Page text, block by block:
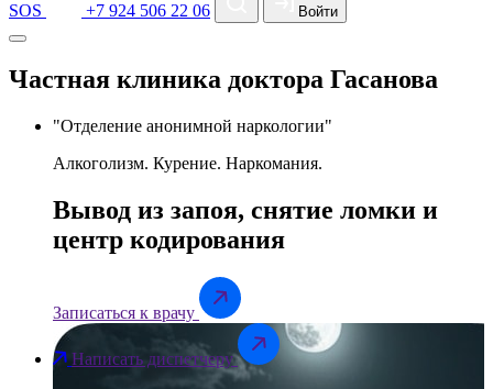
SOS +7 924 506 22 06 Войти
Частная клиника доктора Гасанова
Отделение анонимной наркологии
Алкоголизм. Курение. Наркомания.
Вывод из запоя, снятие ломки и
центр кодирования
Записаться к врачу
Написать диспетчеру